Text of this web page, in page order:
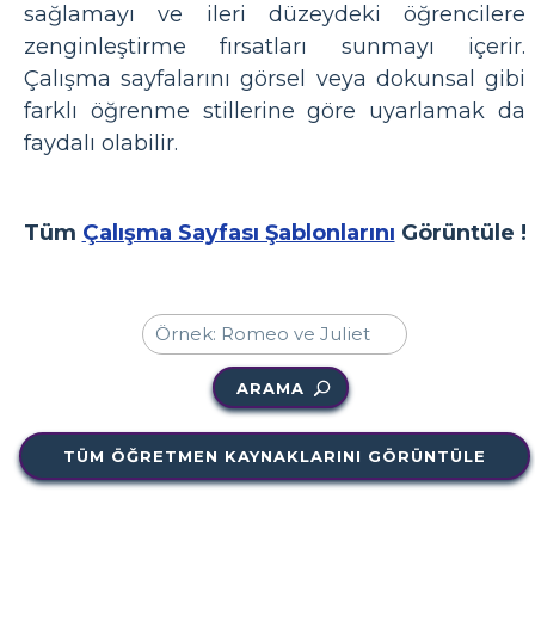
sağlamayı ve ileri düzeydeki öğrencilere
zenginleştirme fırsatları sunmayı içerir.
Çalışma sayfalarını görsel veya dokunsal gibi
farklı öğrenme stillerine göre uyarlamak da
faydalı olabilir.
Tüm Çalışma Sayfası Şablonlarını Görüntüle !
ARAMA
TÜM ÖĞRETMEN KAYNAKLARINI GÖRÜNTÜLE